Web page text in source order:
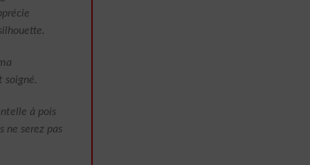
soigné.
à pois
ne serez pas